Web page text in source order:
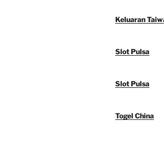
Keluaran
Slot Pulsa
Slot Pulsa
Togel China